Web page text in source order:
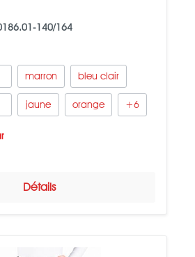
140/164
marron bleu clair
jaune orange +6
Détails